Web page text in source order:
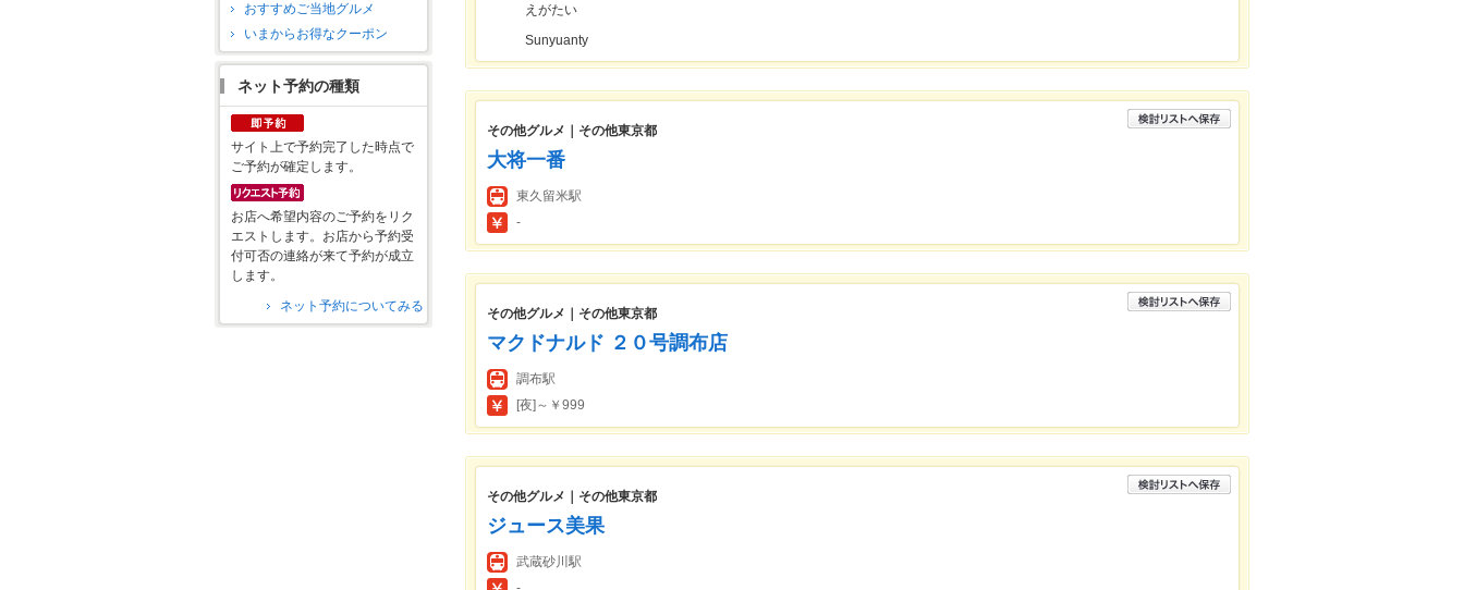
おすすめご当地グルメ
いまからお得なクーポン
ネット予約の種類
サイト上で予約完了した時点で
ご予約が確定します。
お店へ希望内容のご予約をリク
エストします。お店から予約受
付可否の連絡が来て予約が成立
します。
ネット予約についてみる
えがたい
Sunyuanty
その他グルメ｜その他東京都
大将一番
東久留米駅
-
その他グルメ｜その他東京都
マクドナルド ２０号調布店
調布駅
[夜]～￥999
その他グルメ｜その他東京都
ジュース美果
武蔵砂川駅